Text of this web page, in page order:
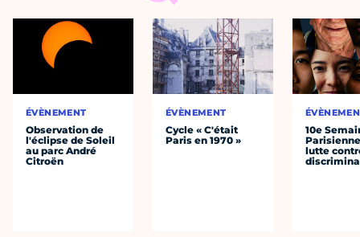
ÉVÈNEMENT
Observation de
l'éclipse de Soleil
au parc André
Citroën
ÉVÈNEMENT
Cycle « C'était
Paris en 1970 »
10e
lutte